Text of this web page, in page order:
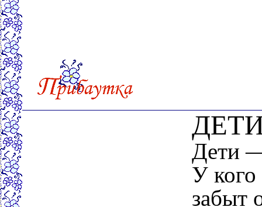
Дети
У кого
забыт